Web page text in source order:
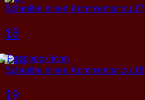
Schreibe einen Kommentar zu 17
18
Schreibe einen Kommentar zu 18
19